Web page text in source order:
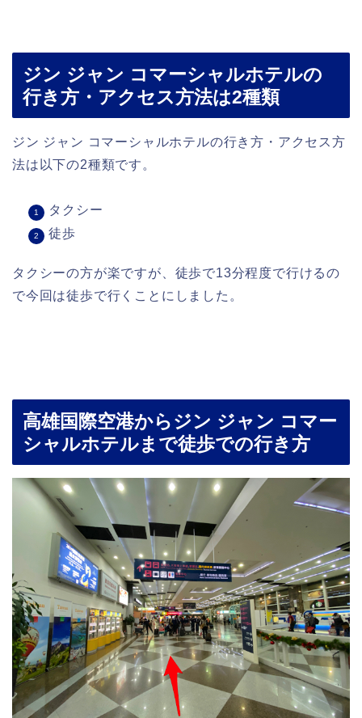
ジン ジャン コマーシャルホテルの
行き方・アクセス方法は2種類
ジン ジャン コマーシャルホテルの行き方・アクセス方
法は以下の2種類です。
タクシー
徒歩
タクシーの方が楽ですが、徒歩で13分程度で行けるの
で今回は徒歩で行くことにしました。
高雄国際空港からジン ジャン コマー
シャルホテルまで徒歩での行き方